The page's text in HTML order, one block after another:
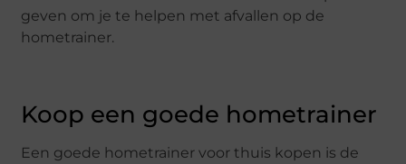
geven om je te helpen met afvallen op de
hometrainer.
Koop een goede hometrainer
Een goede hometrainer voor thuis kopen is de